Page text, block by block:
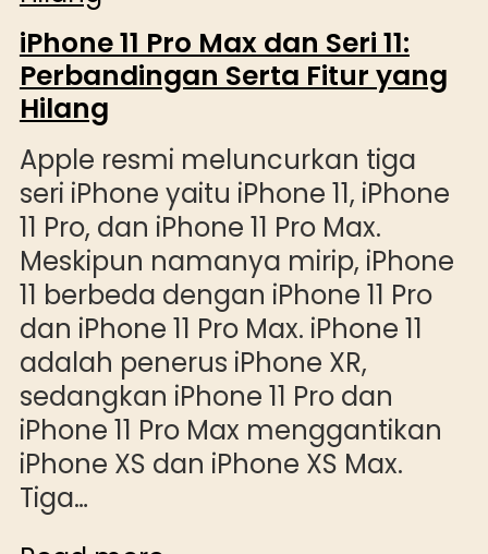
iPhone 11 Pro Max dan Seri 11:
Perbandingan Serta Fitur yang
Hilang
Apple resmi meluncurkan tiga
seri iPhone yaitu iPhone 11, iPhone
11 Pro, dan iPhone 11 Pro Max.
Meskipun namanya mirip, iPhone
11 berbeda dengan iPhone 11 Pro
dan iPhone 11 Pro Max. iPhone 11
adalah penerus iPhone XR,
sedangkan iPhone 11 Pro dan
iPhone 11 Pro Max menggantikan
iPhone XS dan iPhone XS Max.
Tiga…